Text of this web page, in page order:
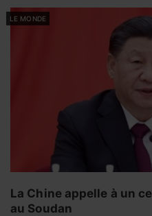
LE MONDE
La Chine appelle à un
au Soudan